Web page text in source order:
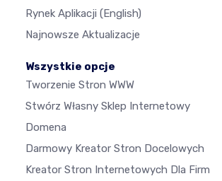
Rynek Aplikacji (English)
Najnowsze Aktualizacje
Wszystkie opcje
Tworzenie Stron WWW
Stwórz Własny Sklep Internetowy
Domena
Darmowy Kreator Stron Docelowych
Kreator Stron Internetowych Dla Firm